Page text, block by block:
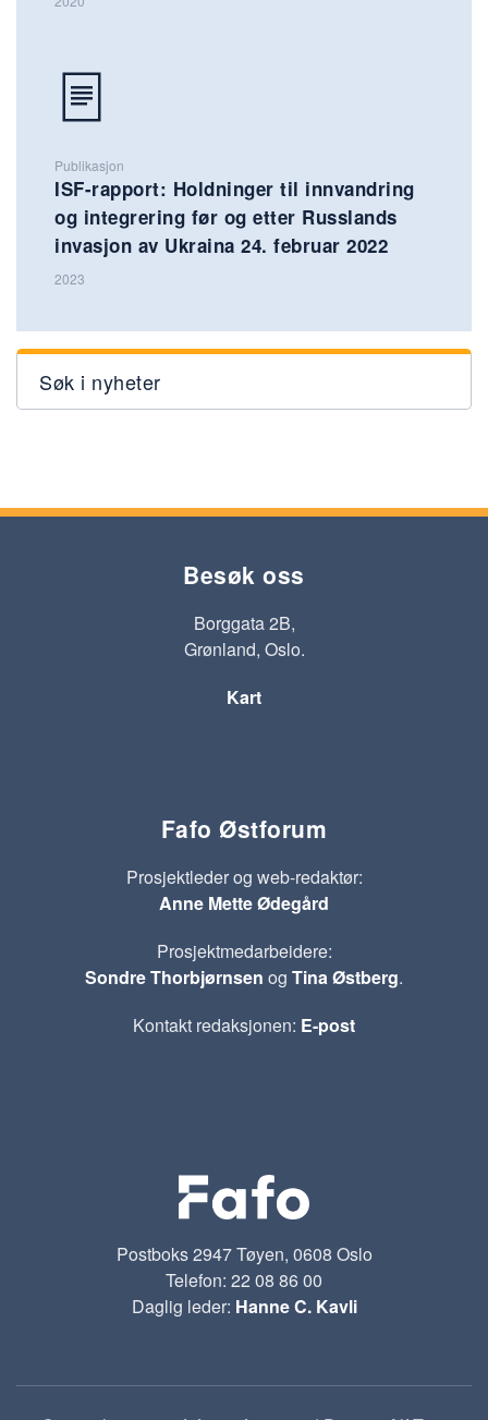
Publikasjon
ISF-rapport: Holdninger til innvandring
og integrering før og etter Russlands
invasjon av Ukraina 24. februar 2022
2023
Søk i nyheter
Besøk oss
Borggata 2B,
Grønland, Oslo.
Kart
Fafo Østforum
Prosjektleder og web-redaktør:
Anne Mette Ødegård
Prosjektmedarbeidere:
Sondre Thorbjørnsen og Tina Østberg.
Kontakt redaksjonen: E-post
Postboks 2947 Tøyen, 0608 Oslo
Telefon: 22 08 86 00
Daglig leder: Hanne C. Kavli